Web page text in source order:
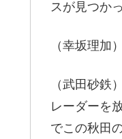
スが見つか
（幸坂理加
（武田砂鉄
レーダーを
でこの秋田